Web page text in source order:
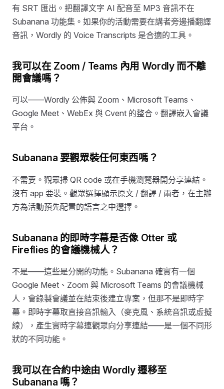
有 SRT 匯出。把翻譯文字 AI 配音至 MP3 音訊不在
Subanana 功能集。如果你的活動需要在講者旁邊播翻譯
音訊，Wordly 的 Voice Transcripts 是合適的工具。
我可以在 Zoom / Teams 內用 Wordly 而不離
開會議嗎？
可以——Wordly 公佈與 Zoom、Microsoft Teams、
Google Meet、WebEx 與 Cvent 的整合。翻譯嵌入會議
平台。
Subanana 要觀眾裝任何東西嗎？
不需要。觀眾掃 QR code 或在手機瀏覽器開分享連結。
沒有 app 要裝。觀眾選擇顯示原文 / 翻譯 / 兩者，在主辦
方為活動預先配置的語言之中選擇。
Subanana 的即時字幕是否像 Otter 或
Fireflies 的會議機械人？
不是——這些是分開的功能。Subanana 確實有一個
Google Meet、Zoom 與 Microsoft Teams 的會議機械
人，會錄製會議並在結束後建立專案，但那不是即時字
幕。即時字幕取直接音訊輸入（麥克風、系統音訊或虛擬
線），產生實時字幕連觀眾向分享連結——是一個不同形
狀的不同功能。
我可以在合約中途由 Wordly 遷移至
Subanana 嗎？